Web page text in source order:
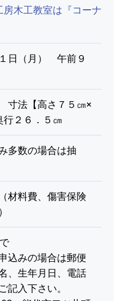
木工教室は『コーナ
日（月） 午前９
寸法【高さ７５㎝×
行２６．５㎝
多数の場合は抽
材料費、傷害保険
込みの場合は郵便
、生年月日、電話
記入下さい。